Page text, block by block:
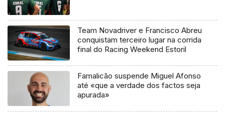
Team Novadriver e Francisco Abreu
conquistam terceiro lugar na corrida
final do Racing Weekend Estoril
Famalicão suspende Miguel Afonso
até «que a verdade dos factos seja
apurada»